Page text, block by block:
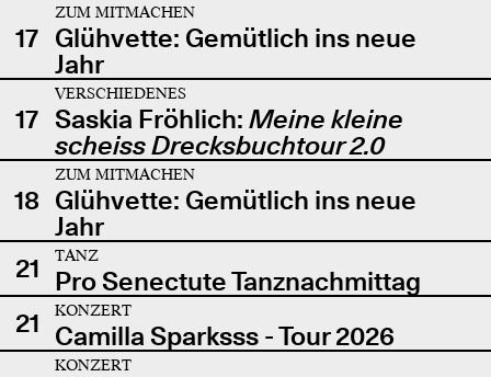
17
ZUM MITMACHEN
Glühvette: Gemütlich ins neue
Jahr
17
VERSCHIEDENES
Saskia Fröhlich: Meine kleine
scheiss Drecksbuchtour 2.0
18
ZUM MITMACHEN
Glühvette: Gemütlich ins neue
Jahr
21
TANZ
Pro Senectute Tanznachmittag
21
KONZERT
Camilla Sparksss - Tour 2026
KONZERT